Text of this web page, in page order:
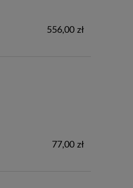
556,00 zł
77,00 zł